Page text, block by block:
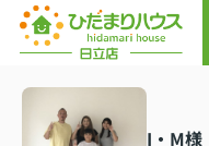
I・M様